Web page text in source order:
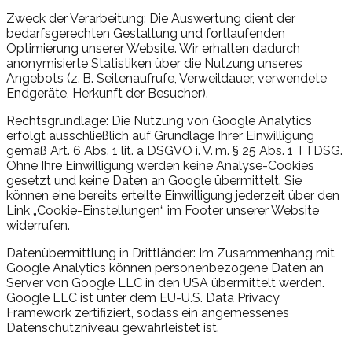
Zweck der Verarbeitung: Die Auswertung dient der
bedarfsgerechten Gestaltung und fortlaufenden
Optimierung unserer Website. Wir erhalten dadurch
anonymisierte Statistiken über die Nutzung unseres
Angebots (z. B. Seitenaufrufe, Verweildauer, verwendete
Endgeräte, Herkunft der Besucher).
Rechtsgrundlage: Die Nutzung von Google Analytics
erfolgt ausschließlich auf Grundlage Ihrer Einwilligung
gemäß Art. 6 Abs. 1 lit. a DSGVO i. V. m. § 25 Abs. 1 TTDSG.
Ohne Ihre Einwilligung werden keine Analyse-Cookies
gesetzt und keine Daten an Google übermittelt. Sie
können eine bereits erteilte Einwilligung jederzeit über den
Link „Cookie-Einstellungen“ im Footer unserer Website
widerrufen.
Datenübermittlung in Drittländer: Im Zusammenhang mit
Google Analytics können personenbezogene Daten an
Server von Google LLC in den USA übermittelt werden.
Google LLC ist unter dem EU-U.S. Data Privacy
Framework zertifiziert, sodass ein angemessenes
Datenschutzniveau gewährleistet ist.